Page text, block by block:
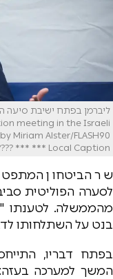
meeting in the Israeli
Miriam Alster/FLASH90
*** Local Caption *** ??????? ??????
שר הביטחון המתפטר
לסערה הפוליטית
מהממשלה. לטענתו
בנט על השתלחותו
בפתח דבריו,
המשך למערכה בעזה: